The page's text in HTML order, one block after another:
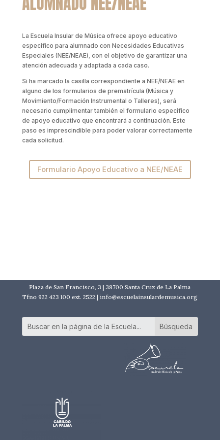
La Escuela Insular de Música ofrece apoyo educativo
específico para alumnado con Necesidades Educativas
Especiales (NEE/NEAE), con el objetivo de garantizar una
atención adecuada y adaptada a cada caso.
Si ha marcado la casilla correspondiente a NEE/NEAE en
alguno de los formularios de prematrícula (Música y
Movimiento/Formación Instrumental o Talleres), será
necesario cumplimentar también el formulario específico
de apoyo educativo que encontrará a continuación. Este
paso es imprescindible para poder valorar correctamente
cada solicitud.
Formulario Apoyo Educativo a NEE/NEAE
Plaza de San Francisco, 3 | 38700 Santa Cruz de La Palma
Tfno 922 423 100 ext. 2522 | info@escuelainsulardemusica.org